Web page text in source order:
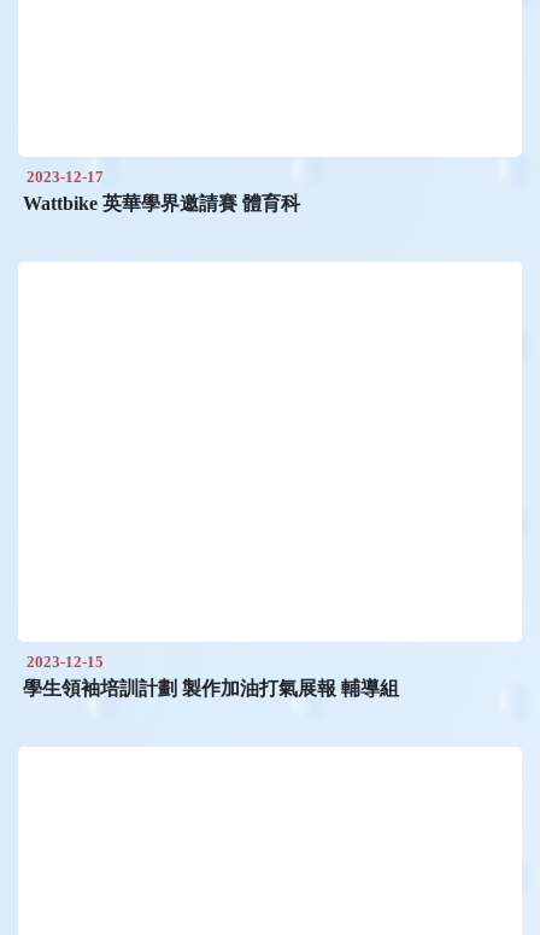
2023-12-17
Wattbike 英華學界邀請賽 體育科
2023-12-15
學生領袖培訓計劃 製作加油打氣展報 輔導組